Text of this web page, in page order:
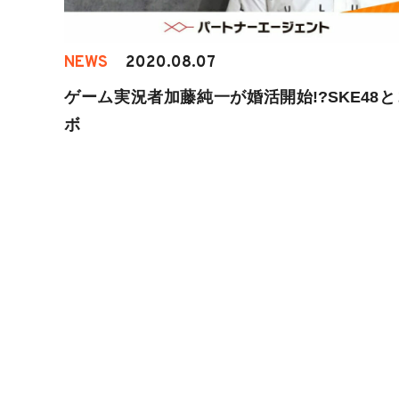
NEWS 2020.08.07
ゲーム実況者加藤純一が婚活開始!?SKE48
ボ